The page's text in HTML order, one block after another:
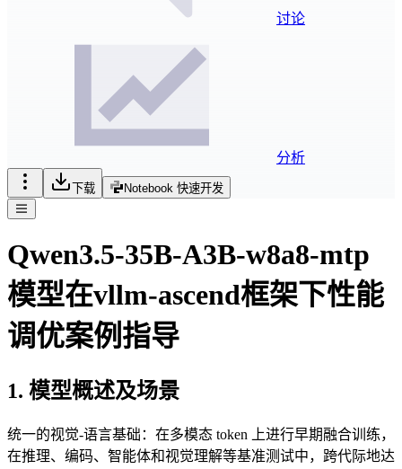
讨论
分析
下载 Notebook 快速开发
Qwen3.5-35B-A3B-w8a8-mtp
模型在vllm-ascend框架下性能
调优案例指导
1. 模型概述及场景
统一的视觉-语言基础：在多模态 token 上进行早期融合训练，
在推理、编码、智能体和视觉理解等基准测试中，跨代际地达